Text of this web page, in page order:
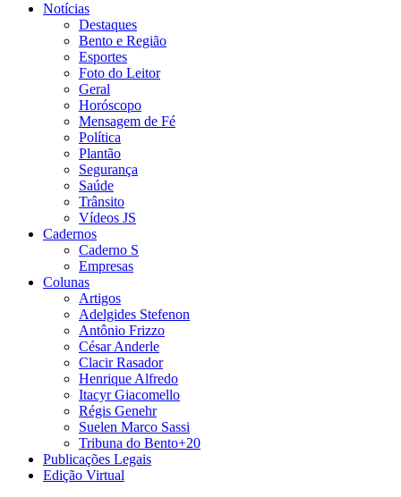
Notícias
Destaques
Bento e Região
Esportes
Foto do Leitor
Geral
Horóscopo
Mensagem de Fé
Política
Plantão
Segurança
Saúde
Trânsito
Vídeos JS
Cadernos
Caderno S
Empresas
Colunas
Artigos
Adelgides Stefenon
Antônio Frizzo
César Anderle
Clacir Rasador
Henrique Alfredo
Itacyr Giacomello
Régis Genehr
Suelen Marco Sassi
Tribuna do Bento+20
Publicações Legais
Edição Virtual